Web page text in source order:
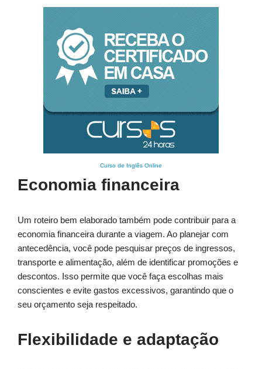
Curso de Inglês Online
Economia financeira
Um roteiro bem elaborado também pode contribuir para a
economia financeira durante a viagem. Ao planejar com
antecedência, você pode pesquisar preços de ingressos,
transporte e alimentação, além de identificar promoções e
descontos. Isso permite que você faça escolhas mais
conscientes e evite gastos excessivos, garantindo que o
seu orçamento seja respeitado.
Flexibilidade e adaptação